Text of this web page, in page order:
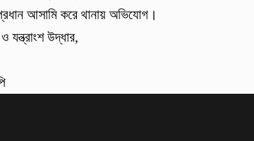
আসামি করে থানায় অভিযোগ।
যন্ত্রাংশ উদ্ধার,